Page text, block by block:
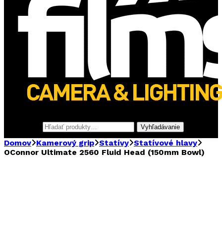
Vyhľadávanie
Domov Kamerový grip Statívy Statívové hlavy
OConnor Ultimate 2560 Fluid Head (150mm Bowl)